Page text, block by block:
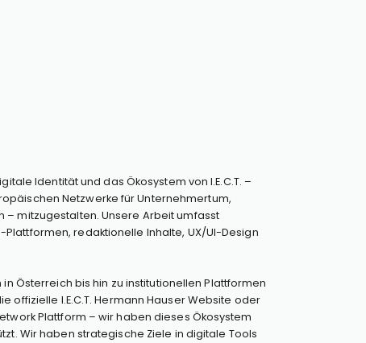
Identität und das Ökosystem von I.E.C.T. –
Netzwerke für Unternehmertum,
– mitzugestalten. Unsere Arbeit umfasst
redaktionelle Inhalte, UX/UI-Design
Österreich bis hin zu institutionellen Plattformen
offizielle I.E.C.T. Hermann Hauser Website oder
Plattform – wir haben dieses Ökosystem
Wir haben strategische Ziele in digitale Tools